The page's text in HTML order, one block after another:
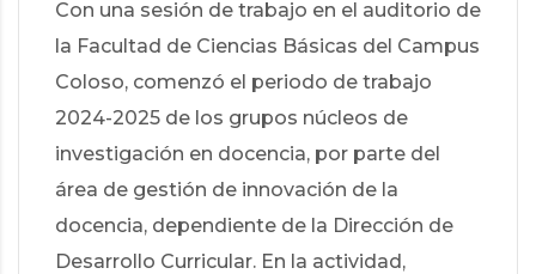
Con una sesión de trabajo en el auditorio de
la Facultad de Ciencias Básicas del Campus
Coloso, comenzó el periodo de trabajo
2024-2025 de los grupos núcleos de
investigación en docencia, por parte del
área de gestión de innovación de la
docencia, dependiente de la Dirección de
Desarrollo Curricular. En la actividad,